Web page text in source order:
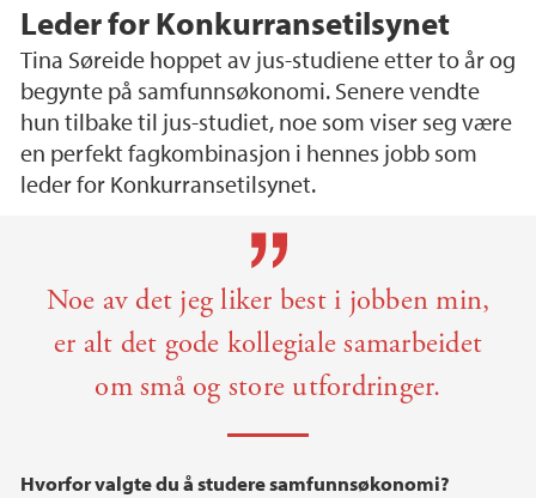
Leder for Konkurransetilsynet
Tina Søreide hoppet av jus-studiene etter to år og
begynte på samfunnsøkonomi. Senere vendte
hun tilbake til jus-studiet, noe som viser seg være
en perfekt fagkombinasjon i hennes jobb som
leder for Konkurransetilsynet.
Noe av det jeg liker best i jobben min,
er alt det gode kollegiale samarbeidet
om små og store utfordringer.
Hvorfor valgte du å studere samfunnsøkonomi?